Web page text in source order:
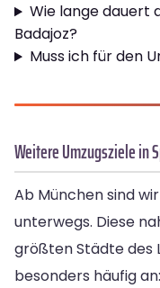
Wie lange dauert
Badajoz?
Muss ich für den
Weitere Umzugsziele in
Ab München sind
unterwegs. Diese
größten Städte des
besonders häufig an: